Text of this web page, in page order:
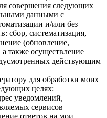
совершения следующих
данными с
и/или без
сбор, систематизация,
(обновление,
также осуществление
действующим
для обработки моих
целях:
уведомлений,
сервисов
ответов на мои